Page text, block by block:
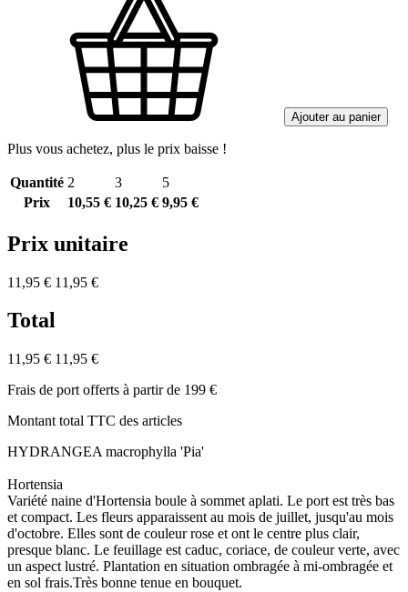
Ajouter au panier
Plus vous achetez, plus le prix baisse !
Quantité 2 3
5
Prix
10,55 € 10,25 € 9,95 €
Prix unitaire
11,95 € 11,95 €
Total
11,95 € 11,95 €
Frais de port offerts à partir de 199 €
Montant total TTC des articles
HYDRANGEA macrophylla 'Pia'
Hortensia
Variété naine d'Hortensia boule à sommet aplati. Le port est très bas
et compact. Les fleurs apparaissent au mois de juillet, jusqu'au mois
d'octobre. Elles sont de couleur rose et ont le centre plus clair,
presque blanc. Le feuillage est caduc, coriace, de couleur verte, avec
un aspect lustré. Plantation en situation ombragée à mi-ombragée et
en sol frais.Très bonne tenue en bouquet.